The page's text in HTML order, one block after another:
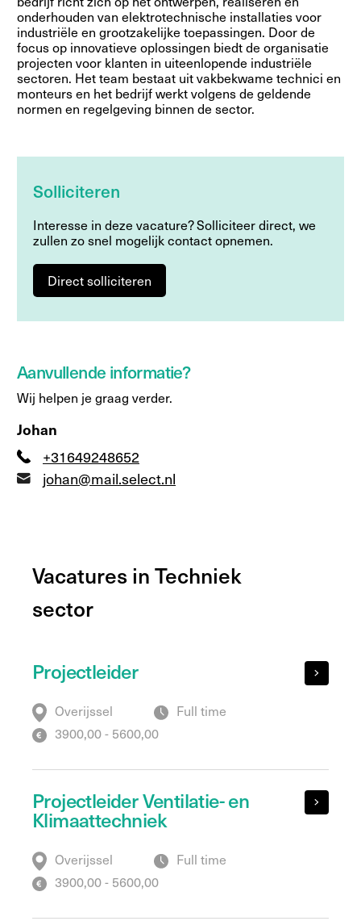
onderhouden van elektrotechnische installaties voor
industriële en grootzakelijke toepassingen. Door de
focus op innovatieve oplossingen biedt de organisatie
projecten voor klanten in uiteenlopende industriële
sectoren. Het team bestaat uit vakbekwame technici en
monteurs en het bedrijf werkt volgens de geldende
normen en regelgeving binnen de sector.
Solliciteren
Interesse in deze vacature? Solliciteer direct, we
zullen zo snel mogelijk contact opnemen.
Direct solliciteren
Aanvullende informatie?
Wij helpen je graag verder.
Johan
+31649248652
johan@mail.select.nl
Vacatures in Techniek
sector
Projectleider
Overijssel
Full time
3900,00 - 5600,00
Projectleider Ventilatie- en
Klimaattechniek
Overijssel
Full time
3900,00 - 5600,00